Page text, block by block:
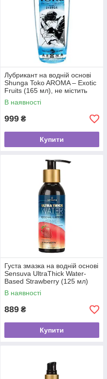
Лубрикант на водній основі
Shunga Toko AROMA – Exotic
Fruits (165 мл), не містить
цукру
В наявності
999 ₴
Купити
Густа змазка на водній основі
Sensuva UltraThick Water-
Based Strawberry (125 мл)
без парабенів
В наявності
889 ₴
Купити